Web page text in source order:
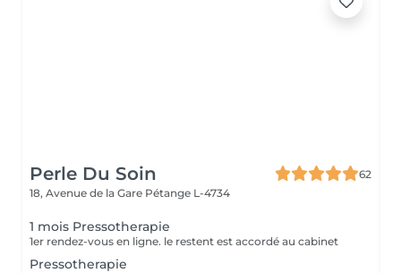
Perle Du Soin
62
18, Avenue de la Gare Pétange L-4734
1 mois Pressotherapie
1er rendez-vous en ligne. le restent est accordé au cabinet
Pressotherapie